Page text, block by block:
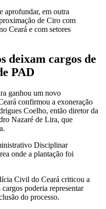
aprofundar, em outra
de Ciro com
Ceará e com setores
deixam cargos de
PAD
ganhou um novo
confirmou a exoneração
Coelho, então diretor da
Nazaré de Lira, que
Disciplinar
onde a plantação foi
Civil do Ceará criticou a
poderia representar
do processo.